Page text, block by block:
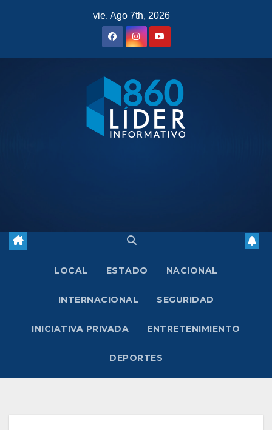
vie. Ago 7th, 2026
LOCAL ESTADO NACIONAL
INTERNACIONAL SEGURIDAD
INICIATIVA PRIVADA ENTRETENIMIENTO
DEPORTES